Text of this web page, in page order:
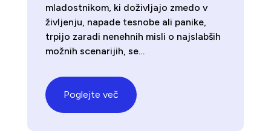
mladostnikom, ki doživljajo zmedo v
življenju, napade tesnobe ali panike,
trpijo zaradi nenehnih misli o najslabših
možnih scenarijih, se…
Poglejte več